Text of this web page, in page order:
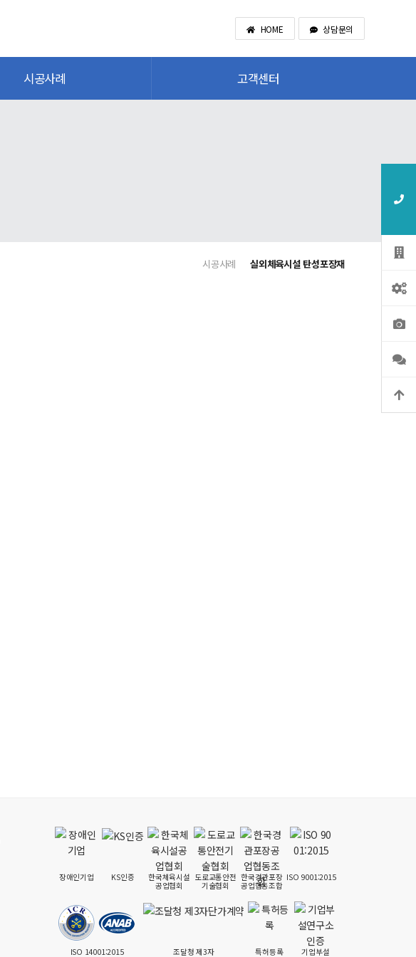
HOME 상담문의
시공사례 고객센터
시공사례 실외체육시설 탄성포장재
장애인기업 KS인증
한국체육시설
공업협회
도로교통안전
기술협회
한국경관포장
공업협동조합
ISO 9001:2015
ISO 14001:2015
조달청 제3자
특허등록
기업부설